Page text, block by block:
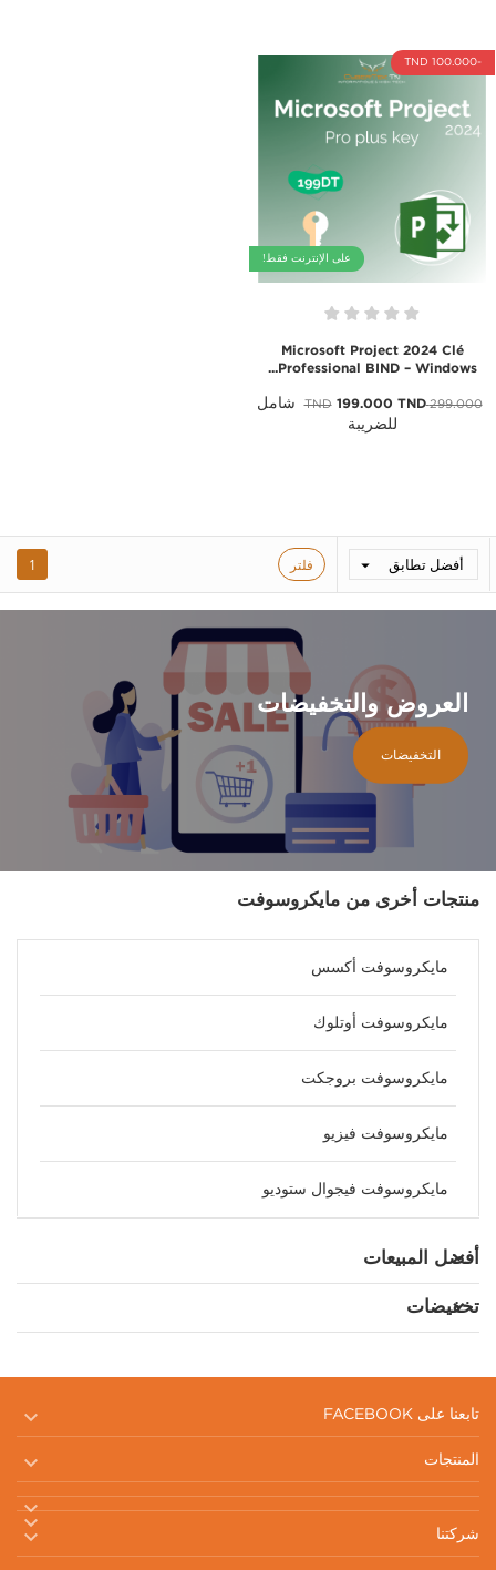
منتجات أخرى من مايكروسوفت
مايكروسوفت أكسس
مايكروسوفت أوتلوك
مايكروسوفت بروجكت
مايكروسوفت فيزيو
مايكروسوفت فيجوال ستوديو
أفضل المبيعات
تخفيضات
-100.000 TND
على الإنترنت فقط!
Microsoft Project 2024 Clé
Professional BIND – Windows...
299.000 TND
199.000 TND
شامل
للضريبة
أفضل تطابق  فلتر 1
العروض والتخفيضات
التخفيضات
تابعنا على FACEBOOK 
المنتجات


 شركتنا 